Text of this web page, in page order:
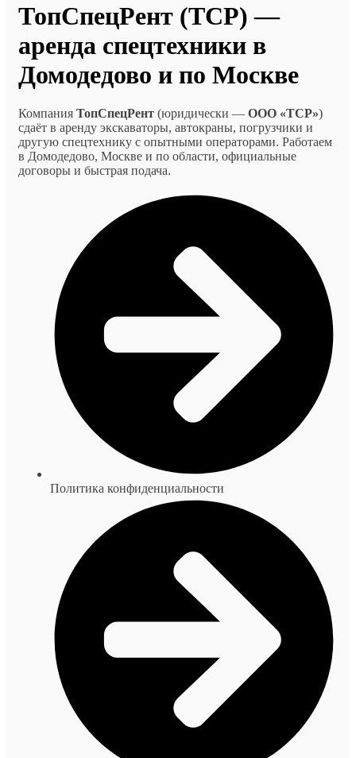
ТопСпецРент (ТСР) —
аренда спецтехники в
Домодедово и по Москве
Компания ТопСпецРент (юридически — ООО «ТСР»)
сдаёт в аренду экскаваторы, автокраны, погрузчики и
другую спецтехнику с опытными операторами. Работаем
в Домодедово, Москве и по области, официальные
договоры и быстрая подача.
Политика конфиденциальности